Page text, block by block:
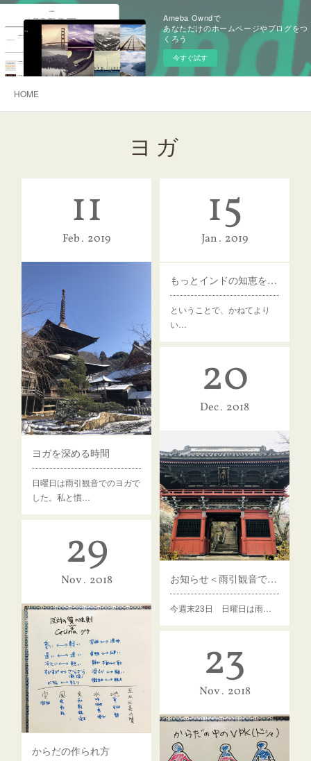
Ameba Owndで
あなただけのホームページやブログをつ
くろう
今すぐ試す
HOME
ヨガ
11
Feb 2019
ヨガを深める時間
日曜日は雨引観音でのヨガで
した。私と慣…
15
Jan 2019
もっとインドの知恵を暮らしの中へ
ということで、かねてより
い…
20
Dec 2018
お知らせ＜雨引観音でのヨガ＞
今週末23日 日曜日は雨…
29
Nov 2018
からだの作られ方
23
Nov 2018